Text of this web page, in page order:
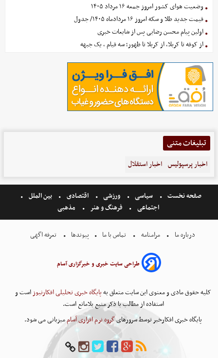
وضعیت هوای کشور امروز جمعه ۱۶ مرداد ۱۴۰۵
قیمت جدید طلا و سکه امروز ۱۶ مردادماه ۱۴۰۵/ جدول
اولین پیام محسن رضایی پس از شایعات خبری
از کوفه تا کربلا، از کربلا تا ظهور؛ سه قیام ، یک جبهه
تبلیغات متنی
اخبار پرسپولیس اخبار استقلال
صفحه نخست سیاسی ورزشی اقتصادی
بین الملل
اجتماعی
فرهنگ و هنر مذهبی
درباره ما مرامنامه تماس با ما پیوندها تعرفه اگهی
طراحی سایت خبری و خبرگزاری آسام
کلیه حقوق مادی و معنوی این سایت متعلق بهپایگاه خبری تحلیلی افکارنیوزاست و
استفاده از مطالب با ذکر منبع بلامانع است.
پایگاه خبری افکارخبر توسط سرورهایگروه نرم افزاری آساممیزبانی می شود.